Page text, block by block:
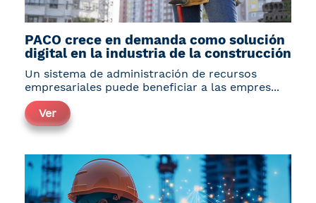
PACO crece en demanda como solución
digital en la industria de la construcción
Un sistema de administración de recursos
empresariales puede beneficiar a las empres...
Ver